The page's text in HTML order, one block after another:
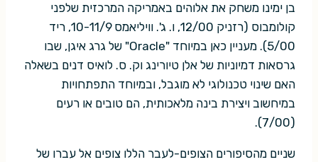
בן ימינו משחק את אלוהים באמריקה המרכזית שלפני
קולומבוס (רזניק 12/00, ו. ג'. וויליאמס 10-11/9, ריד
5/00). מעניין כאן במיוחד "Oracle" של גרג איגן, שבו
גרסאות דמיוניות של אלן טיורינג וק. ס. לואיס דנים בשאלה
האם שינוי טכנולוגי לא מוגבל, ובמיוחד התפתחויות
במיחשוב ויצירת בינה מלאכותית, הם טובים או רעים
(7/00).
שניים מהסיפורים הצופים-לעבר הללו צופים אל עברו של